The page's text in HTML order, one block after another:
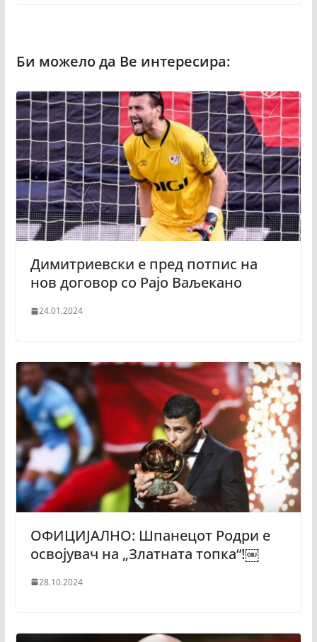
Димитриевски е пред потпис на
нов договор со Рајо Ваљекано
24.01.2024
ОФИЦИЈАЛНО: Шпанецот Родри е
освојувач на „Златната топка“!￼
28.10.2024